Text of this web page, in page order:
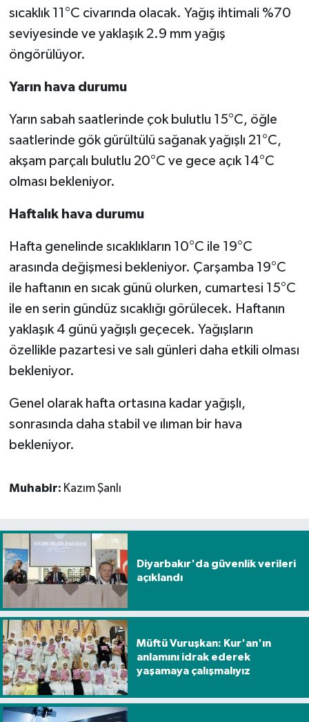
sıcaklık 11°C civarında olacak. Yağış ihtimali %70
seviyesinde ve yaklaşık 2.9 mm yağış
öngörülüyor.
Yarın hava durumu
Yarın sabah saatlerinde çok bulutlu 15°C, öğle
saatlerinde gök gürültülü sağanak yağışlı 21°C,
akşam parçalı bulutlu 20°C ve gece açık 14°C
olması bekleniyor.
Haftalık hava durumu
Hafta genelinde sıcaklıkların 10°C ile 19°C
arasında değişmesi bekleniyor. Çarşamba 19°C
ile haftanın en sıcak günü olurken, cumartesi 15°C
ile en serin gündüz sıcaklığı görülecek. Haftanın
yaklaşık 4 günü yağışlı geçecek. Yağışların
özellikle pazartesi ve salı günleri daha etkili olması
bekleniyor.
Genel olarak hafta ortasına kadar yağışlı,
sonrasında daha stabil ve ılıman bir hava
bekleniyor.
Muhabir: Kazım Şanlı
Diyarbakır'da güvenlik verileri
açıklandı
Müftü Vuruşkan: Kur'an'ın
anlamını idrak ederek
yaşamaya çalışmalıyız
Siyaset
Spor